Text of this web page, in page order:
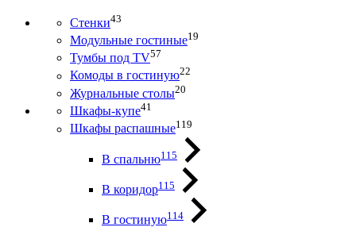
Стенки43
Модульные гостиные19
Тумбы под ТV57
Комоды в гостиную22
Журнальные столы20
Шкафы-купе41
Шкафы распашные119
В спальню115
В коридор115
В гостиную114